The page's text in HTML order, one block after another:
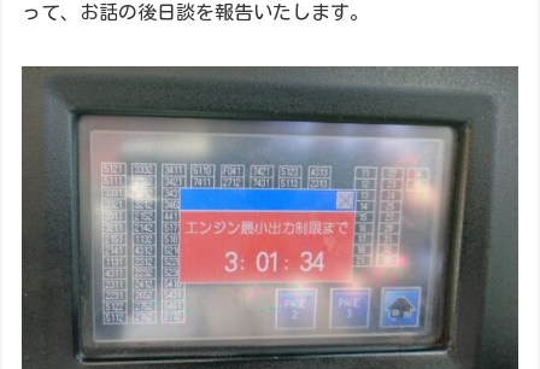
って、お話の後日談を報告いたします。